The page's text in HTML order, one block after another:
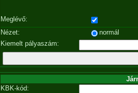
Meglévő:
Nézet:
normál
Kiemelt pályaszám:
KBK-kód: